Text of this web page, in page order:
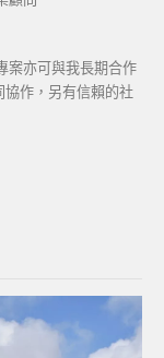
案亦可與我長期合作
協作，另有信賴的社